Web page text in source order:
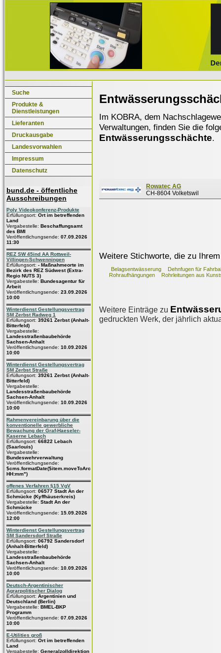
Suche
Produkte &
Dienstleistungen
Lieferanten
Druckausgabe
Landesvorwahlen
Impressum
Datenschutz
bund.de - öffentliche
Ausschreibungen
Poly Videokonferenz-Produkte
Erfüllungsort: Ort im betreffenden
Land
Vergabestelle: Beschaffungsamt
des BMI
Veröffentlichungsende: 07.09.2026
11:30
REZ SW 45ind AA Rottweil-
Villingen-Schwenningen
Erfüllungsort: - Maßnahmeorte im
Bezirk des REZ Südwest (Extra-
Regio NUTS 3)
Vergabestelle: Bundesagentur für
Arbeit
Veröffentlichungsende: 23.09.2026
10:00
Winterdienst Gestellungsvertrag
SM Zerbst Radweg 1
Erfüllungsort: 39261 Zerbst (Anhalt-
Bitterfeld)
Vergabestelle:
Landesstraßenbaubehörde
Sachsen-Anhalt
Veröffentlichungsende: 10.09.2026
10:00
Winterdienst Gestellungsvertrag
SM Zerbst Straße
Erfüllungsort: 39261 Zerbst (Anhalt-
Bitterfeld)
Vergabestelle:
Landesstraßenbaubehörde
Sachsen-Anhalt
Veröffentlichungsende: 10.09.2026
10:00
Rahmenvereinbarung über die
konventionelle gewerbliche
Bewachung der Graf-Haeseler-
Kaserne Lebach
Erfüllungsort: 66822 Lebach
(Saarlouis)
Vergabestelle:
Bundeswehrverwaltung
Veröffentlichungsende:
$cms.formatDate($item.moveToArchive,"dd.MM.yyyy
HH:mm")
offenes Verfahren §15 VgV
Erfüllungsort: 06577 Stadt An der
Schmücke (Kyffhäuserkreis)
Vergabestelle: Stadt An der
Schmücke
Veröffentlichungsende: 15.09.2026
12:00
Winterdienst Gestellungsvertrag
SM Sandersdorf Straße
Erfüllungsort: 06792 Sandersdorf
(Anhalt-Bitterfeld)
Vergabestelle:
Landesstraßenbaubehörde
Sachsen-Anhalt
Veröffentlichungsende: 10.09.2026
10:00
Deutsch-Argentinischer
Agrarpolitischer Dialog
Erfüllungsort: Argentinien und
Deutschland (Berlin)
Vergabestelle: BMEL-BKP
Programm
Veröffentlichungsende: 07.09.2026
10:00
E-Utilities groß
Erfüllungsort: Ort im betreffenden
Land
Vergabestelle: Generalzolldirektion
Im KOBRA, dem
Verwaltungen, finden Sie die
Entwässerungsschächte.
Rowatec AG
CH-8604 Volketswil
Weitere Stichworte, die zu
Belagsentwässerung
Dehnfugen für
Rohraufhängungen
Rohrleitungen aus
Weitere Einträge zu
gedruckten Werk, der jährlich